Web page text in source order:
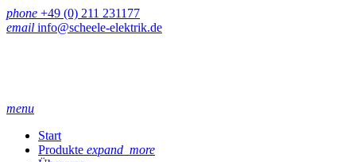
phone +49 (0) 211 231177
email info@scheele-elektrik.de
menu
Start
Produkte expand_more